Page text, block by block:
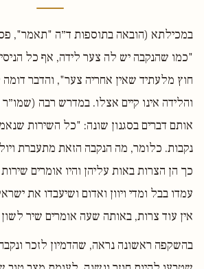
במכילתא (הובאה בתוספות ד״ה "תאמר",
"כמו שהנקבה יש לה צער לידה, אף כל
חוץ מלעתיד שאין אחריה צער", והדבר דומה
והלידה אינו קיים אצלו. במדרש רבה (שמו״ר
אותם דברים בסגנון שונה: "כל השירות
נקבות. כלומר, מה הנקבה הזאת מתעברת
כך הן הצרות באות עליהן והיו אומרים
עמדו בבל ומדי ויוון ואדום ושיעבדו את
אין עוד צרות, באותה שעה אומרים שיר
בהשקפה ראשונה נראה, שהדמיון לזכר